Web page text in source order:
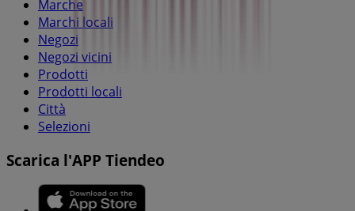
Marche
Marchi locali
Negozi
Negozi vicini
Prodotti
Prodotti locali
Città
Selezioni
Scarica l'APP Tiendeo